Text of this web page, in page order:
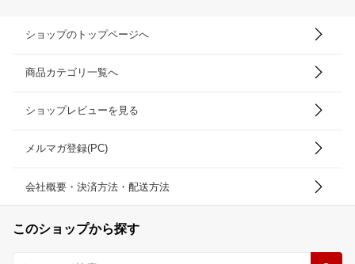
ショップのトップページへ
商品カテゴリ一覧へ
ショップレビューを見る
メルマガ登録(PC)
会社概要・決済方法・配送方法
このショップから探す